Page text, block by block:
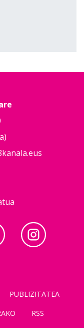
PUBLIZITATEA
RSS